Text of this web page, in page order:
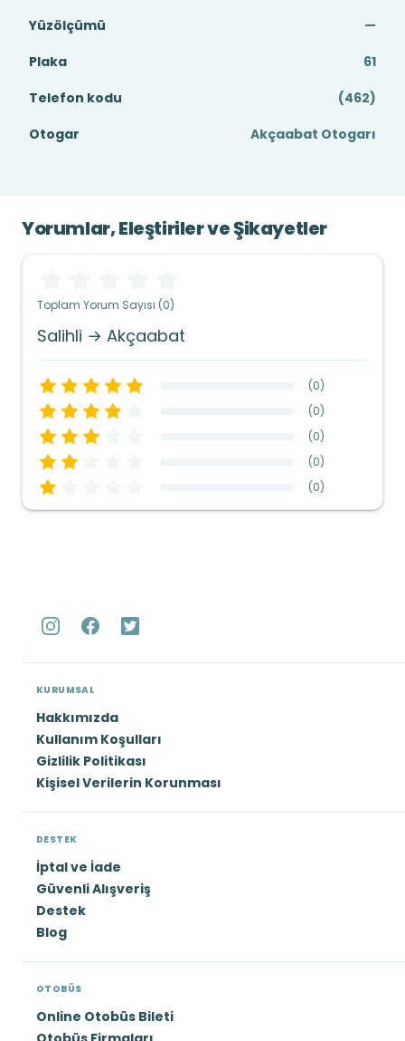
Yüzölçümü
—
Plaka
61
Telefon kodu
(462)
Otogar
Akçaabat Otogarı
Yorumlar, Eleştiriler ve Şikayetler
Toplam Yorum Sayısı (0)
Salihli → Akçaabat
(0)
(0)
(0)
(0)
(0)
KURUMSAL
Hakkımızda
Kullanım Koşulları
Gizlilik Politikası
Kişisel Verilerin Korunması
DESTEK
İptal ve İade
Güvenli Alışveriş
Destek
Blog
OTOBÜS
Online Otobüs Bileti